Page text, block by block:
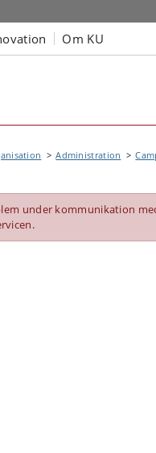
Om KU
Administration
under kommunikation